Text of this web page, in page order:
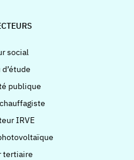
social
publique
IRVE
tertiaire